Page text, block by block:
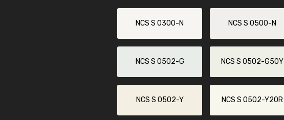
NCS S 0300-N NCS S 0500-N
NCS S 0502-G NCS S 0502-G50Y
NCS S 0502-Y NCS S 0502-Y20R